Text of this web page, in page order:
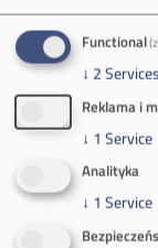
Functional
↓ 2Services
Reklama i
↓ 1 Service
Analityka
↓ 1 Service